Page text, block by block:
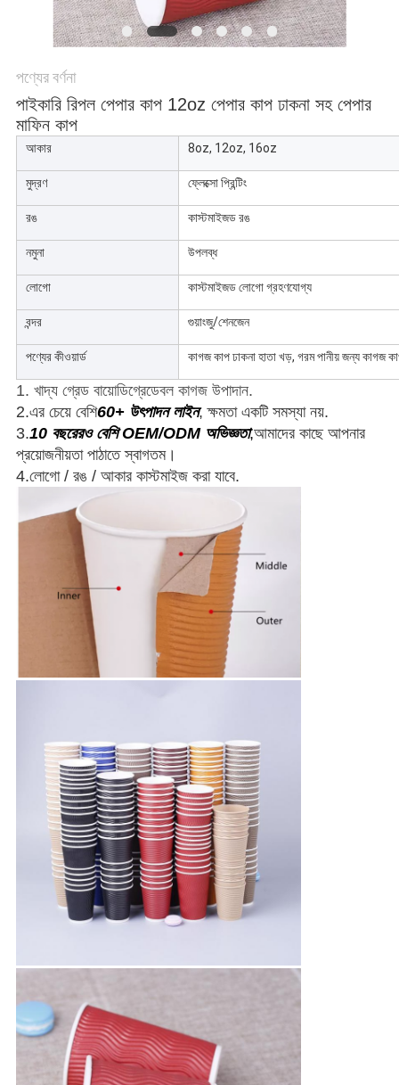
পণ্যের বর্ণনা
পাইকারি রিপল পেপার কাপ 12oz পেপার কাপ ঢাকনা সহ পেপার
মাফিন কাপ
আকার 8oz, 12oz, 16oz
মুদ্রণ ফ্লেক্সো প্রিন্টিং
রঙ কাস্টমাইজড রঙ
নমুনা উপলব্ধ
লোগো কাস্টমাইজড লোগো গ্রহণযোগ্য
বন্দর গুয়াংজু/শেনজেন
পণ্যের কীওয়ার্ড কাগজ কাপ ঢাকনা হাতা খড়, গরম পানীয় জন্য কাগজ
1. খাদ্য গ্রেড বায়োডিগ্রেডেবল কাগজ উপাদান.
2.এর চেয়ে বেশি60+ উৎপাদন লাইন, ক্ষমতা একটি সমস্যা নয়.
3.10 বছরেরও বেশি OEM/ODM অভিজ্ঞতা,আমাদের কাছে আপনার
প্রয়োজনীয়তা পাঠাতে স্বাগতম।
4.লোগো / রঙ / আকার কাস্টমাইজ করা যাবে.